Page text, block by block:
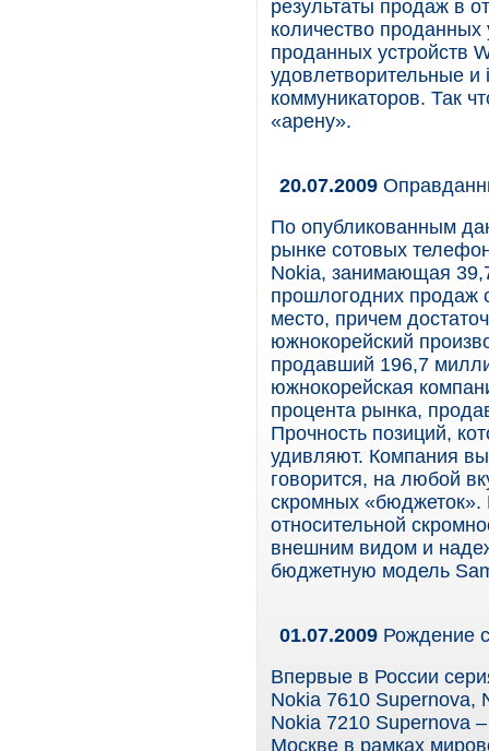
результаты продаж в
количество проданных
проданных устройств
удовлетворительные
коммуникаторов. Так
«арену».
20.07.2009
По опубликованным
рынке сотовых
Nokia, занимающая
прошлогодних продаж
место, причем
южнокорейский
продавший 196,7
южнокорейская
процента рынка,
Прочность позиций,
удивляют. Компания
говорится, на любой
скромных «бюджеток».
относительной
внешним видом и
бюджетную модель
01.07.2009 Рождение
Впервые в России
Nokia 7610 Supernova,
Nokia 7210 Supernova
Москве в рамках